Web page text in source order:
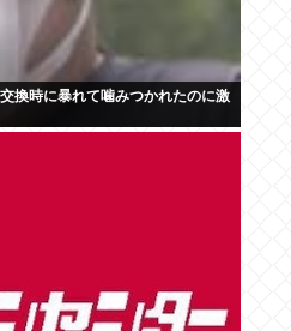
換時に暴れて噛みつかれたのに激